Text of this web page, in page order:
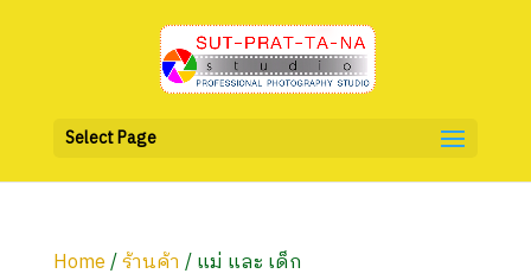
Select Page
Home/ร้านค้า / แม่ และ เด็ก